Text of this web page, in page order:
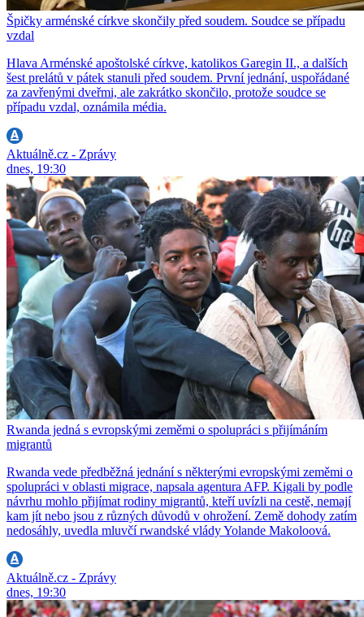
Špičky arménské církve skončily před soudem. Soudce se případu
vzdal
Hlava Arménské apoštolské církve, katolikos Garegin II., a dalších
šest prelátů v pátek stanuli před soudem. První jednání, uspořádané
za zavřenými dveřmi, ale zakrátko skončilo, protože soudce se
případu vzdal, oznámila média.
Aktuálně.cz - Zprávy
dnes, 19:30
Rwanda jedná s evropskými zeměmi o spolupráci s přijímáním
migrantů
Rwanda vede předběžná jednání s některými evropskými zeměmi o
spolupráci v oblasti migrace, napsala agentura AFP. Kigali by podle
návrhu mohlo přijímat rodiny migrantů, kteří uvízli na cestě, nemají
kam jít nebo jsou z různých důvodů v ohrožení. Země dohody zatím
nedosáhly, uvedla mluvčí rwandské vlády Yolande Makoloová.
Aktuálně.cz - Zprávy
dnes, 19:30